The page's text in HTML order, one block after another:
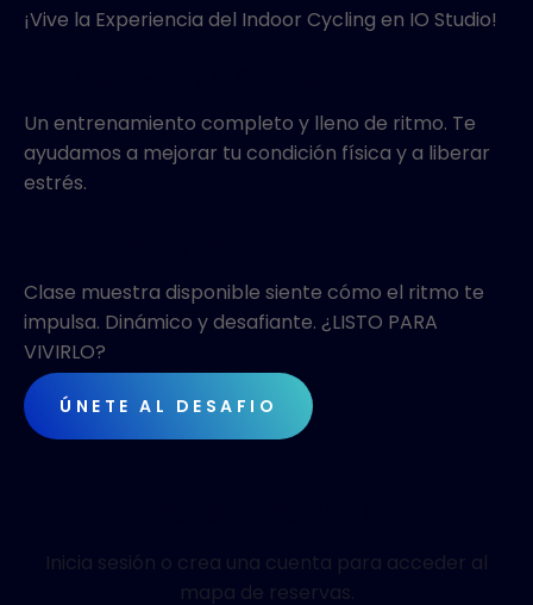
Inicia sesión o crea una cuenta para acceder al
mapa de reservas.
¡Vive la Experiencia del Indoor Cycling en IO Studio!
Un entrenamiento completo y lleno de ritmo. Te
ayudamos a mejorar tu condición física y a liberar
estrés.
Clase muestra disponible siente cómo el ritmo te
impulsa. Dinámico y desafiante. ¿LISTO PARA
VIVIRLO?
ÚNETE AL DESAFIO